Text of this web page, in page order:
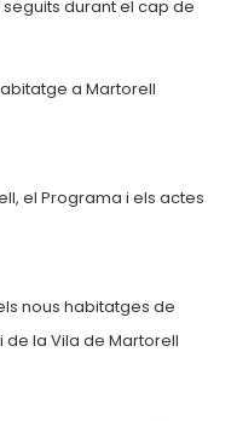
durant el cap de
a Martorell
el Programa i els actes
nous habitatges de
la Vila de Martorell